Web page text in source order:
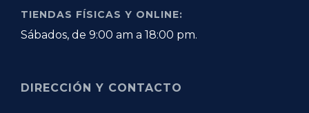
TIENDAS FÍSICAS Y ONLINE:
Sábados, de 9:00 am a 18:00 pm.
DIRECCIÓN Y CONTACTO